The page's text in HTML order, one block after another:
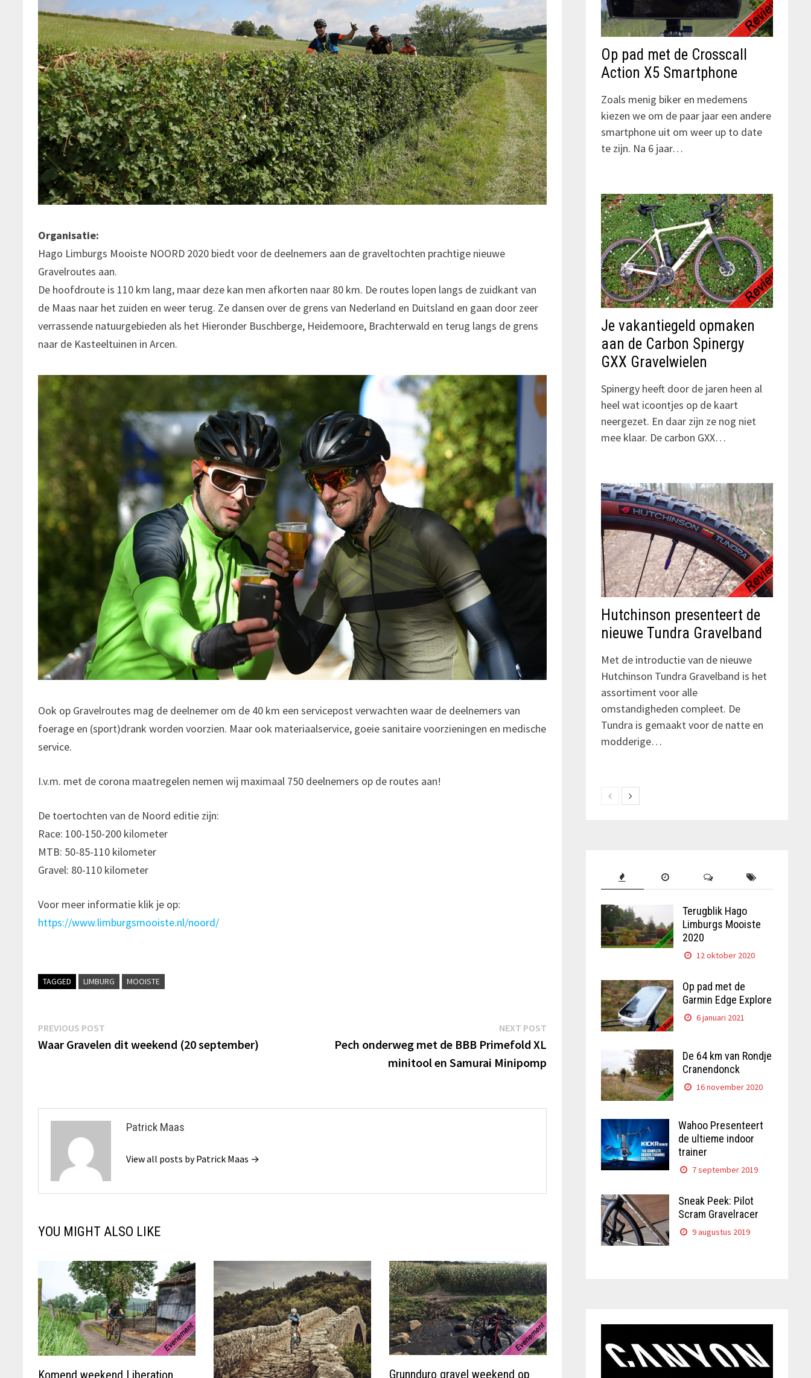
Organisatie:
Hago Limburgs Mooiste NOORD 2020 biedt voor de deelnemers aan de graveltochten prachtige nieuwe
Gravelroutes aan.
De hoofdroute is 110 km lang, maar deze kan men afkorten naar 80 km. De routes lopen langs de zuidkant van
de Maas naar het zuiden en weer terug. Ze dansen over de grens van Nederland en Duitsland en gaan door zeer
verrassende natuurgebieden als het Hieronder Buschberge, Heidemoore, Brachterwald en terug langs de grens
naar de Kasteeltuinen in Arcen.
Ook op Gravelroutes mag de deelnemer om de 40 km een servicepost verwachten waar de deelnemers van
foerage en (sport)drank worden voorzien. Maar ook materiaalservice, goeie sanitaire voorzieningen en medische
service.
I.v.m. met de corona maatregelen nemen wij maximaal 750 deelnemers op de routes aan!
De toertochten van de Noord editie zijn:
Race: 100-150-200 kilometer
MTB: 50-85-110 kilometer
Gravel: 80-110 kilometer
Voor meer informatie klik je op:
https://www.limburgsmooiste.nl/noord/
TAGGED LIMBURG MOOISTE
Bericht
navigatie
PREVIOUS POST
post:
Waar Gravelen dit weekend (20 september)
NEXT POSTNext
Pech onderweg met de BBB Primefold XL
minitool en Samurai Minipomp
Patrick Maas
View all posts by Patrick Maas →
YOU MIGHT ALSO LIKE
Komend weekend Liberation Grunnduro gravel weekend op
Op pad met de Crosscall
Action X5 Smartphone
Zoals menig biker en medemens
kiezen we om de paar jaar een andere
smartphone uit om weer up to date
te zijn. Na 6 jaar…
Je vakantiegeld opmaken
aan de Carbon Spinergy
GXX Gravelwielen
Spinergy heeft door de jaren heen al
heel wat icoontjes op de kaart
neergezet. En daar zijn ze nog niet
mee klaar. De carbon GXX…
Hutchinson presenteert de
nieuwe Tundra Gravelband
Met de introductie van de nieuwe
Hutchinson Tundra Gravelband is het
assortiment voor alle
omstandigheden compleet. De
Tundra is gemaakt voor de natte en
modderige…
Terugblik Hago
Limburgs Mooiste
2020
12 oktober 2020
Op pad met de
Garmin Edge Explore
6 januari 2021
De 64 km van Rondje
Cranendonck
16 november 2020
Wahoo Presenteert
de ultieme indoor
trainer
7 september 2019
Sneak Peek: Pilot
Scram Gravelracer
9 augustus 2019